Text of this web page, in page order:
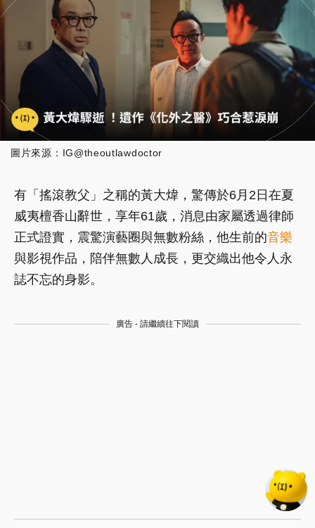
圖片來源：IG@theoutlawdoctor
有「搖滾教父」之稱的黃大煒，驚傳於6月2日在夏
威夷檀香山辭世，享年61歲，消息由家屬透過律師
正式證實，震驚演藝圈與無數粉絲，他生前的音樂
與影視作品，陪伴無數人成長，更交織出他令人永
誌不忘的身影。
廣告 - 請繼續往下閱讀